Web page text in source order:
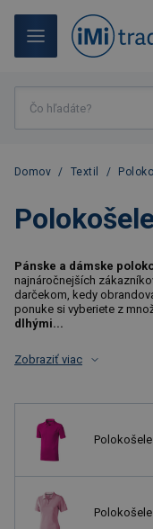
Domov / Textil /
Pánske a dámske
najnáročnejších
darčekom, kedy
ponuke si vyberiete z
dlhými...
Zobraziť viac